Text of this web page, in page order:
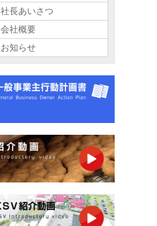
社長あいさつ
会社概要
お知らせ